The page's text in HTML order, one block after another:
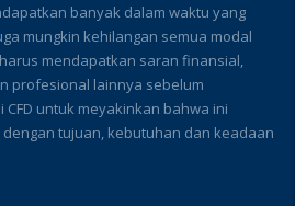
banyak dalam waktu yang
mungkin kehilangan semua modal
mendapatkan saran finansial,
profesional lainnya sebelum
untuk meyakinkan bahwa ini
tujuan, kebutuhan dan keadaan